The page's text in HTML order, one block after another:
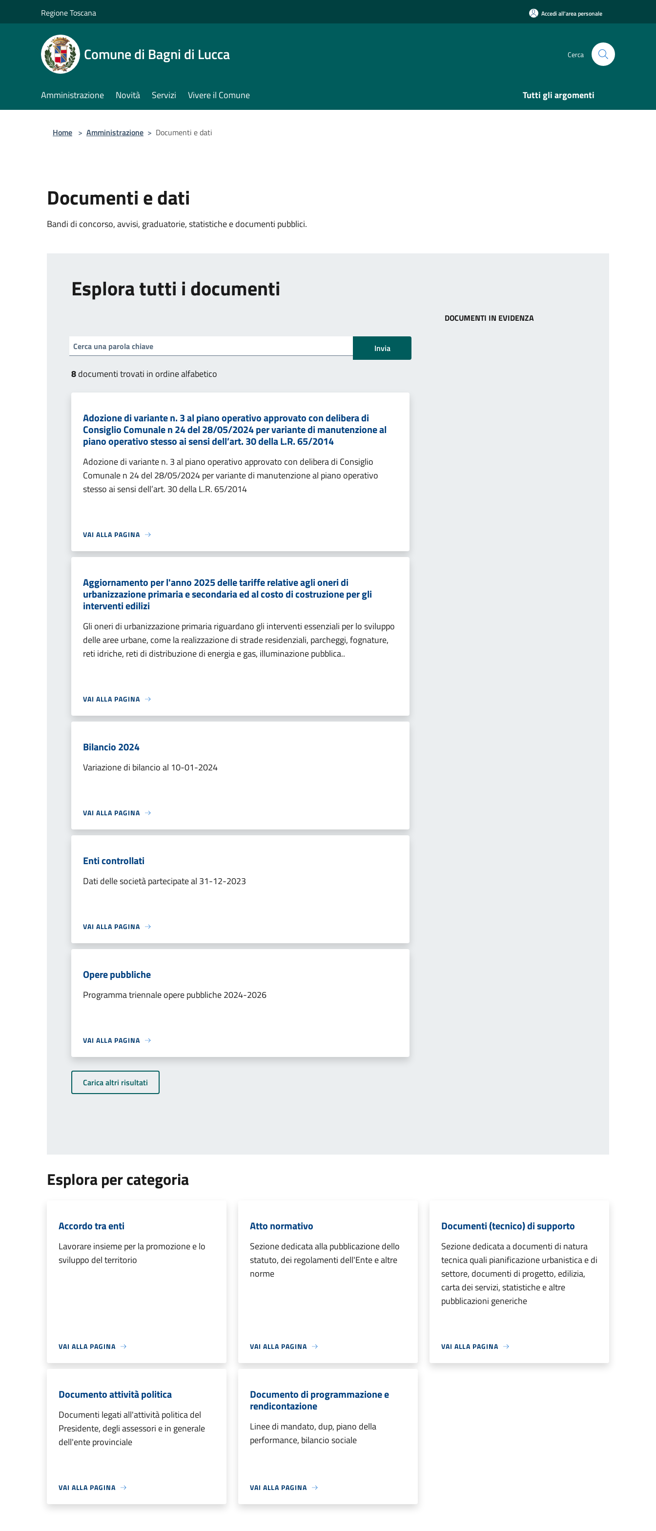
Regione Toscana Accedi all'area personale
Comune di Bagni di Lucca Cerca
Amministrazione Novità Servizi Vivere il Comune Tutti gli argomenti
Home > Amministrazione > Documenti e dati
Documenti e dati
Bandi di concorso, avvisi, graduatorie, statistiche e documenti pubblici.
Esplora tutti i documenti
Invia
8documenti trovati in ordine alfabetico
Adozione di variante n. 3 al piano operativo approvato con delibera di
Consiglio Comunale n 24 del 28/05/2024 per variante di manutenzione al
piano operativo stesso ai sensi dell’art. 30 della L.R. 65/2014
Adozione di variante n. 3 al piano operativo approvato con delibera di Consiglio
Comunale n 24 del 28/05/2024 per variante di manutenzione al piano operativo
stesso ai sensi dell’art. 30 della L.R. 65/2014
VAI ALLA PAGINA
Aggiornamento per l'anno 2025 delle tariffe relative agli oneri di
urbanizzazione primaria e secondaria ed al costo di costruzione per gli
interventi edilizi
Gli oneri di urbanizzazione primaria riguardano gli interventi essenziali per lo sviluppo
delle aree urbane, come la realizzazione di strade residenziali, parcheggi, fognature,
reti idriche, reti di distribuzione di energia e gas, illuminazione pubblica..
VAI ALLA PAGINA
Bilancio 2024
Variazione di bilancio al 10-01-2024
VAI ALLA PAGINA
Enti controllati
Dati delle società partecipate al 31-12-2023
VAI ALLA PAGINA
Opere pubbliche
Programma triennale opere pubbliche 2024-2026
VAI ALLA PAGINA
Carica altri risultati
DOCUMENTI IN EVIDENZA
Esplora per categoria
Accordo tra enti
Lavorare insieme per la promozione e lo
sviluppo del territorio
VAI ALLA PAGINA
Atto normativo
Sezione dedicata alla pubblicazione dello
statuto, dei regolamenti dell'Ente e altre
norme
VAI ALLA PAGINA
Documenti (tecnico) di supporto
Sezione dedicata a documenti di natura
tecnica quali pianificazione urbanistica e di
settore, documenti di progetto, edilizia,
carta dei servizi, statistiche e altre
pubblicazioni generiche
VAI ALLA PAGINA
Documento attività politica
Documenti legati all'attività politica del
Presidente, degli assessori e in generale
dell'ente provinciale
VAI ALLA PAGINA
Documento di programmazione e
rendicontazione
Linee di mandato, dup, piano della
performance, bilancio sociale
VAI ALLA PAGINA